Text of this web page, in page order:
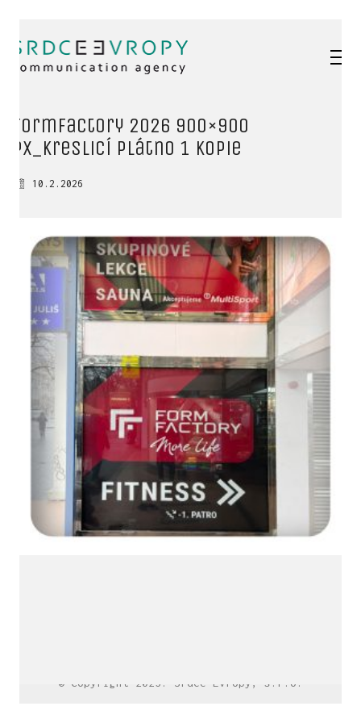
FormFactory 2026 900×900
px_Kreslicí plátno 1 kopie
10.2.2026
© Copyright 2025. Srdce Evropy, s.r.o.